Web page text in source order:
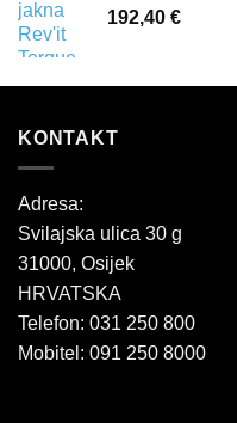
192,40 €
KONTAKT
Adresa:
Svilajska ulica 30 g
31000, Osijek
HRVATSKA
Telefon: 031 250 800
Mobitel: 091 250 8000